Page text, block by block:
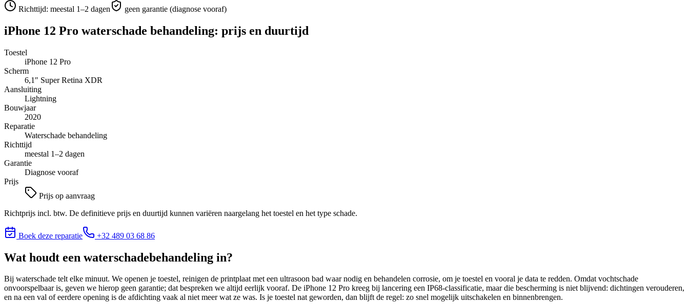
Richttijd: meestal 1–2 dagen geen garantie (diagnose vooraf)
iPhone 12 Pro waterschade behandeling: prijs en duurtijd
Toestel
iPhone 12 Pro
Scherm
6,1″ Super Retina XDR
Aansluiting
Lightning
Bouwjaar
2020
Reparatie
Waterschade behandeling
Richttijd
meestal 1–2 dagen
Garantie
Diagnose vooraf
Prijs
Prijs op aanvraag
Richtprijs incl. btw. De definitieve prijs en duurtijd kunnen variëren naargelang het toestel en het type schade.
Boek deze reparatie +32 489 03 68 86
Wat houdt een waterschadebehandeling in?
Bij waterschade telt elke minuut. We openen je toestel, reinigen de printplaat met een ultrasoon bad waar nodig en behandelen corrosie, om je toestel en vooral je data te redden. Omdat vochtschade
onvoorspelbaar is, geven we hierop geen garantie; dat bespreken we altijd eerlijk vooraf. De iPhone 12 Pro kreeg bij lancering een IP68-classificatie, maar die bescherming is niet blijvend: dichtingen verouderen,
en na een val of eerdere opening is de afdichting vaak al niet meer wat ze was. Is je toestel nat geworden, dan blijft de regel: zo snel mogelijk uitschakelen en binnenbrengen.